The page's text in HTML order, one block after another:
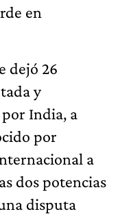
en
dejó 26
y
India, a
por
a
dos potencias
disputa